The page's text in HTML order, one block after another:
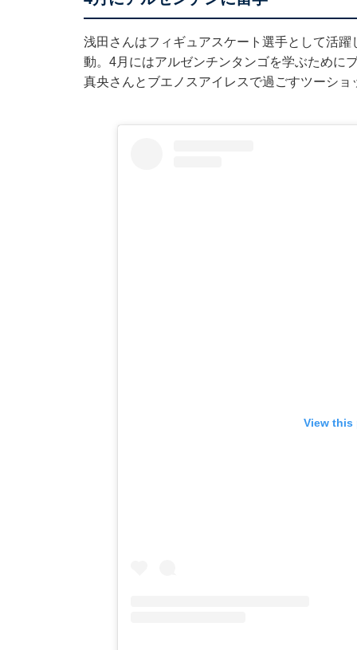
浅田さんはフィギュアスケート選手として活
動。4月にはアルゼンチンタンゴを学ぶために
真央さんとブエノスアイレスで過ごすツーショ
View this